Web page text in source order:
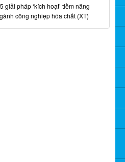
giải pháp ‘kích hoạt’ tiềm năng
công nghiệp hóa chất (XT)